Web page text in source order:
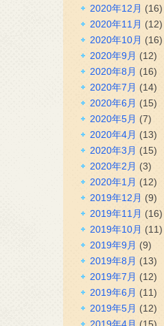
2020年12月 (16)
2020年11月 (12)
2020年10月 (16)
2020年9月 (12)
2020年8月 (16)
2020年7月 (14)
2020年6月 (15)
2020年5月 (7)
2020年4月 (13)
2020年3月 (15)
2020年2月 (3)
2020年1月 (12)
2019年12月 (9)
2019年11月 (16)
2019年10月 (11)
2019年9月 (9)
2019年8月 (13)
2019年7月 (12)
2019年6月 (11)
2019年5月 (12)
2019年4月 (15)